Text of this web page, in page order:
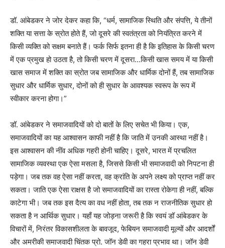
डॉ. आंबेडकर ने जोर देकर कहा कि, “धर्म, सामाजिक स्थिति और संपत्ति, ये तीनों
शक्ति या सत्ता के स्रोत होते हैं, जो दूसरे की स्वतंत्रता को नियंत्रित करने में
किसी व्यक्ति को सक्षम बनाते हैं। फर्क सिर्फ इतना ही है कि इतिहास के किसी चरण
में एक प्रमुख हो उठता है, तो किसी चरण में दूसरा…किसी खास समय में या किसी
खास समाज में शक्ति का स्रोत जब सामाजिक और धार्मिक दोनों हैं, तब सामाजिक
सुधार और धार्मिक सुधार, दोनों को ही सुधार के आवश्यक स्वरूप के रूप में
स्वीकार करना होगा।”
डॉ. आंबेडकर ने समाजवादियों को दो बातों के लिए सचेत भी किया। एक,
समाजवादियों का यह आश्वासन काफी नहीं है कि जाति में उनकी आस्था नहीं है।
इस आश्वासन की नींव अधिक गहरी होनी चाहिए। दूसरे, भारत में प्रचलित
सामाजिक व्यवस्था एक ऐसा मसला है, जिससे किसी भी समाजवादी को निपटना ही
पड़ेगा। जब तक वह ऐसा नहीं करता, वह क्रांति के अपने लक्ष्य को प्राप्त नहीं कर
सकता। जाति एक ऐसा राक्षस है जो समाजवादियों का रास्ता रोकेगा ही नहीं, बल्कि
काटेगा भी। जब तक इस दैत्य का वध नहीं होता, तब तक न राजनीतिक सुधार हो
सकता है न आर्थिक सुधार। यहाँ यह जोड़ना जरूरी है कि स्वयं डॉ आंबेडकर के
विचारों में, निरंतर विकासशीलता के बावजूद, फेबियन समाजवादी मूल्यों और आदर्शों
और अमरीकी समाजवादी चिंतक प्रो. जॉन डेवी का गहरा प्रभाव था। जॉन डेवी